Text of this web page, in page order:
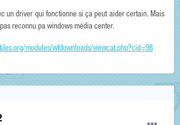
un driver qui fonctionne si ça peut aider certain. Mais
reconnu pa windows média center.
modules/wfdownloads/viewcat.php?cid=98